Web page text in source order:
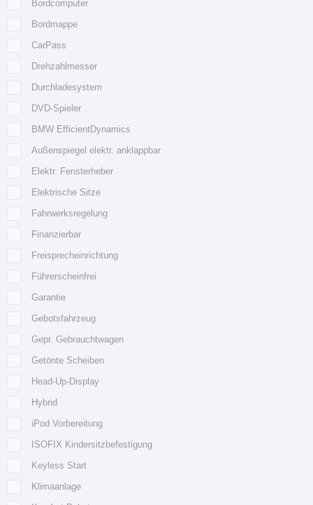
Bordcomputer
Bordmappe
CarPass
Drehzahlmesser
Durchladesystem
DVD-Spieler
BMW EfficientDynamics
Außenspiegel elektr. anklappbar
Elektr. Fensterheber
Elektrische Sitze
Fahrwerksregelung
Finanzierbar
Freisprecheinrichtung
Führerscheinfrei
Garantie
Gebotsfahrzeug
Gepr. Gebrauchtwagen
Getönte Scheiben
Head-Up-Display
Hybrid
iPod Vorbereitung
ISOFIX Kindersitzbefestigung
Keyless Start
Klimaanlage